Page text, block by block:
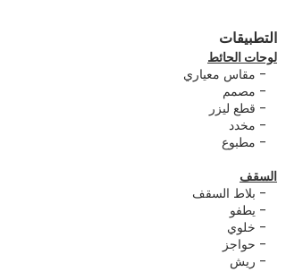
التطبيقات
لوحات الحائط
- مقاس معياري
- مصمم
- قطع ليزر
- مخدد
- مطبوع
السقف
- بلاط السقف
- يطفو
- خلوي
- حواجز
- ريش